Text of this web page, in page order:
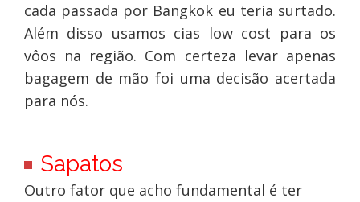
cada passada por Bangkok eu teria surtado.
Além disso usamos cias low cost para os
vôos na região. Com certeza levar apenas
bagagem de mão foi uma decisão acertada
para nós.
Sapatos
Outro fator que acho fundamental é ter